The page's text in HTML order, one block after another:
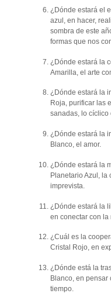
¿Dónde estará el
azul, en hacer,
sombra de este
formas que nos
¿Dónde estará la
Amarilla, el arte
¿Dónde estará la
Roja, purificar las
sanadas, lo cíclico
¿Dónde estará la
Blanco, el amor.
¿Dónde estará la
Planetario Azul, la
imprevista.
¿Dónde estará la
en conectar con la
¿Cuál es la
Cristal Rojo, en
¿Dónde está la
Blanco, en pensar
tiempo.